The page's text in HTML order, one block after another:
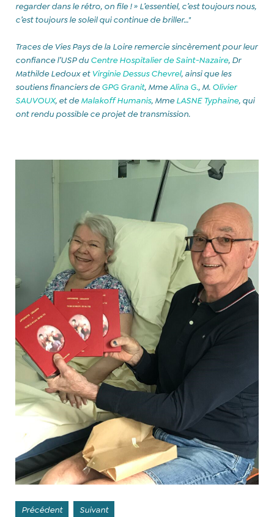
regarder dans le rétro, on file ! » L’essentiel, c’est toujours nous,
c’est toujours le soleil qui continue de briller…"
Traces de Vies Pays de la Loire remercie sincèrement pour leur
confiance l’USP du Centre Hospitalier de Saint-Nazaire, Dr
Mathilde Ledoux et Virginie Dessus Chevrel, ainsi que les
soutiens financiers de GPG Granit, MmeAlina G., M. Olivier
SAUVOUX, et de Malakoff Humanis, Mme LASNE Typhaine, qui
ont rendu possible ce projet de transmission.
Précédent Suivant